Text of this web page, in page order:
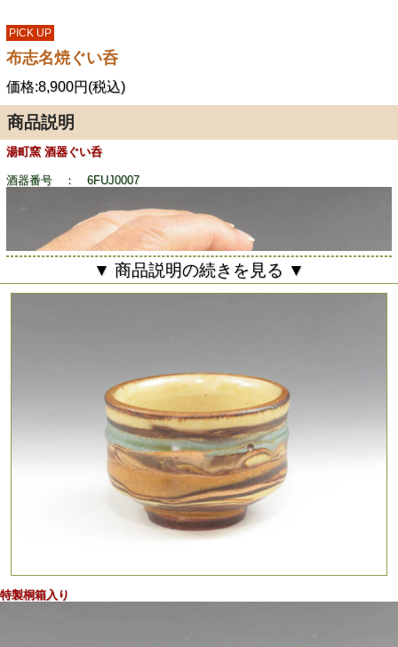
PICK UP
布志名焼ぐい呑
価格:8,900円(税込)
商品説明
湯町窯 酒器ぐい呑
酒器番号 ： 6FUJ0007
スリップ技法の多彩な泥漿模様が温かく新規性ある景色を創
▼ 商品説明の続きを見る ▼
特製桐箱入り